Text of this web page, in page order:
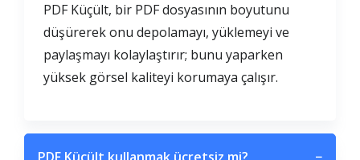
PDF Küçült, bir PDF dosyasının boyutunu
düşürerek onu depolamayı, yüklemeyi ve
paylaşmayı kolaylaştırır; bunu yaparken
yüksek görsel kaliteyi korumaya çalışır.